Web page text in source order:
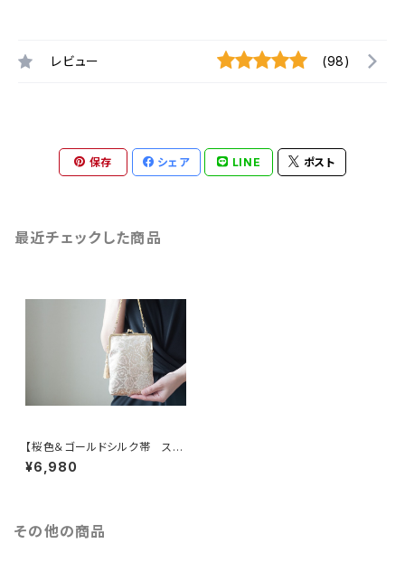
レビュー (98)
保存 シェア LINE ポスト
最近チェックした商品
【桜色＆ゴールドシルク帯 スマ
ホケース、がま口ミニバック】ス
マホポーチ、帯リメイク。 結婚
¥6,980
その他の商品